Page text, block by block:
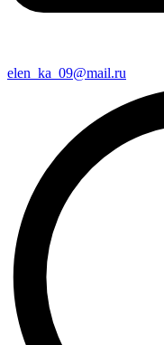
elen_ka_09@mail.ru